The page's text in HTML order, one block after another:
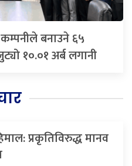
बनाउने ६५
१०.०१ अर्ब लगानी
प्रकृतिविरुद्ध मानव